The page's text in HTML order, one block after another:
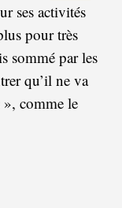
ses activités
pour très
sommé par les
qu’il ne va
», comme le